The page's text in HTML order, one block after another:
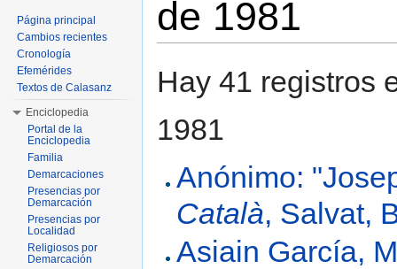
de 1981
Hay 41 registros
1981
Anónimo:
Català, Salvat,
Asiain García,
Página principal
Cambios recientes
Cronología
Efemérides
Textos de Calasanz
Enciclopedia
Portal de la
Enciclopedia
Familia
Demarcaciones
Presencias por
Demarcación
Presencias por
Localidad
Religiosos por
Demarcación